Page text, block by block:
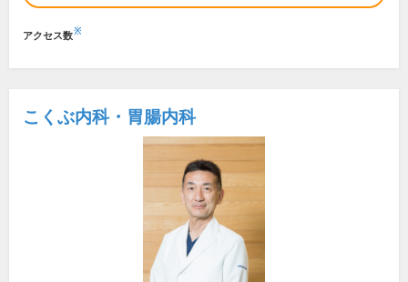
アクセス数※
こくぶ内科・胃腸内科